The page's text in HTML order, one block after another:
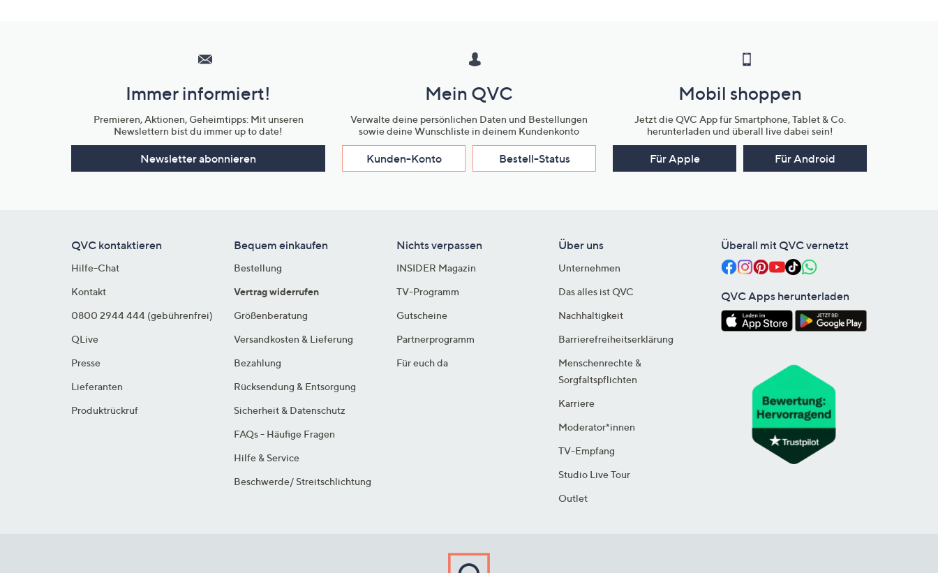
Unternehmensinformationen
Immer informiert!
Premieren, Aktionen, Geheimtipps: Mit unseren
Newslettern bist du immer up to date!
Newsletter abonnieren
Mein QVC
Verwalte deine persönlichen Daten und Bestellungen
sowie deine Wunschliste in deinem Kundenkonto
Kunden-Konto Bestell-Status
Mobil shoppen
Jetzt die QVC App für Smartphone, Tablet & Co.
herunterladen und überall live dabei sein!
Für Apple Für Android
QVC kontaktieren
Hilfe-Chat
Kontakt
0800 2944 444 (gebührenfrei)
QLive
Presse
Lieferanten
Produktrückruf
Bequem einkaufen
Bestellung
Vertrag widerrufen
Größenberatung
Versandkosten & Lieferung
Bezahlung
Rücksendung & Entsorgung
Sicherheit & Datenschutz
FAQs - Häufige Fragen
Hilfe & Service
Beschwerde/ Streitschlichtung
Nichts verpassen
INSIDER Magazin
TV-Programm
Gutscheine
Partnerprogramm
Für euch da
Über uns
Unternehmen
Das alles ist QVC
Nachhaltigkeit
Barrierefreiheitserklärung
Menschenrechte &
Sorgfaltspflichten
Karriere
Moderator*innen
TV-Empfang
Studio Live Tour
Outlet
Überall mit QVC vernetzt
QVC Apps herunterladen